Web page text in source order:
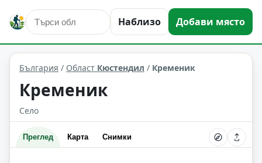
Наблизо Добави място
Кременик Област: Кюстендил
България / Област Кюстендил / Кременик
Кременик
Село
Преглед Карта Снимки